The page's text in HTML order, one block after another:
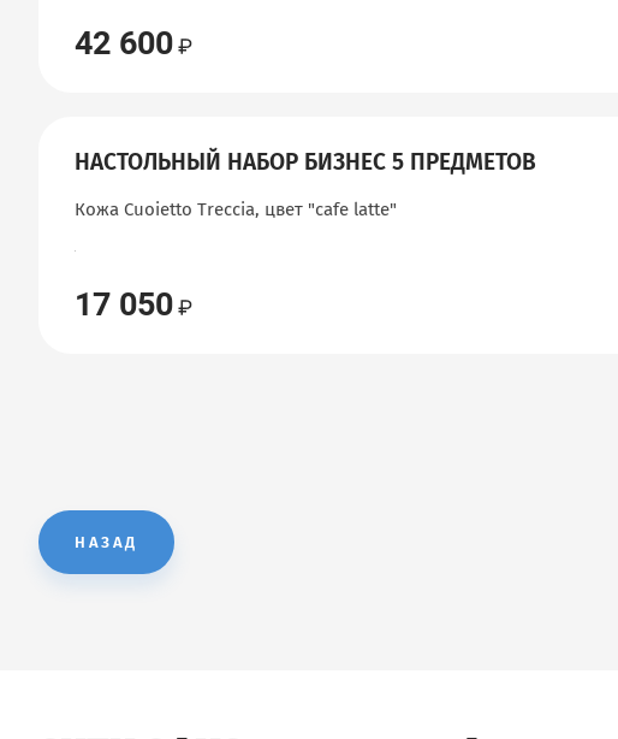
42 600
НАСТОЛЬНЫЙ НАБОР БИЗНЕС 5 ПРЕДМЕТОВ
Кожа Cuoietto Treccia, цвет "сafe latte"
17 050
НАЗАД